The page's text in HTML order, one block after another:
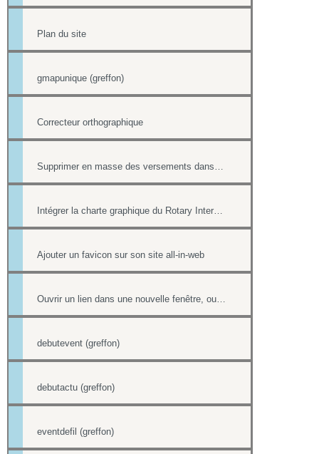
Plan du site
gmapunique (greffon)
Correcteur orthographique
Supprimer en masse des versements dans la Trésorerie
Intégrer la charte graphique du Rotary International dans un site all-in-web
Ajouter un favicon sur son site all-in-web
Ouvrir un lien dans une nouvelle fenêtre, ouvrir dans un nouvel onglet
debutevent (greffon)
debutactu (greffon)
eventdefil (greffon)